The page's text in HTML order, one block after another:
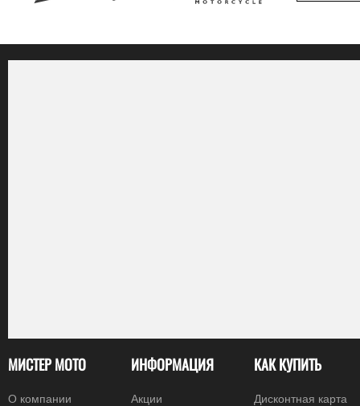
МИСТЕР МОТО
О компании
ИНФОРМАЦИЯ
Акции
КАК КУПИТЬ
Дисконтная карта